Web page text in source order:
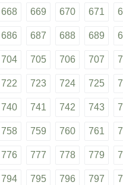
668 669 670 671
686 687 688 689
704 705 706 707
722 723 724 725
740 741 742 743
758 759 760 761
776 777 778 779
794 795 796 797